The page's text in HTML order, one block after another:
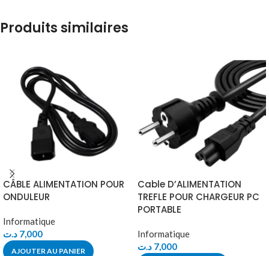
Produits similaires
CÂBLE ALIMENTATION POUR
ONDULEUR
Informatique
7,000 د.ت
AJOUTER AU PANIER
Cable D’ALIMENTATION
TREFLE POUR CHARGEUR PC
PORTABLE
Informatique
7,000 د.ت